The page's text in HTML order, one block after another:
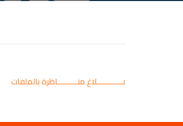
بـــــــــــــلاغ منــــــــــاظرة بالملفات